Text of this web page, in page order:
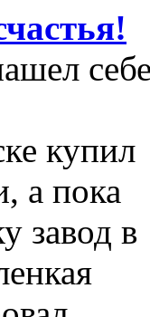
купил
а пока
завод в